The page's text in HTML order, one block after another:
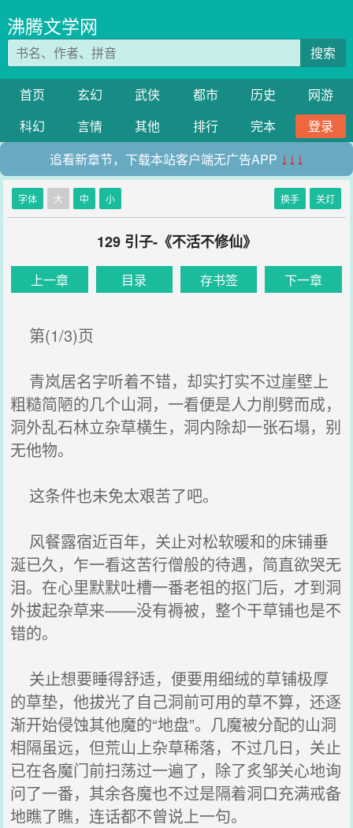
沸腾文学网
搜索
首页 玄幻 武侠 都市 历史
网游
科幻
言情 其他 排行 完本
登录
追看新章节，下载本站客户端无广告APP ↓↓↓
字体 大 中 小 换手 关灯
129 引子-《不活不修仙》
上一章 目录 存书签 下一章
第(1/3)页
青岚居名字听着不错，却实打实不过崖壁上
粗糙简陋的几个山洞，一看便是人力削劈而成，
洞外乱石林立杂草横生，洞内除却一张石塌，别
无他物。
这条件也未免太艰苦了吧。
风餐露宿近百年，关止对松软暖和的床铺垂
涎已久，乍一看这苦行僧般的待遇，简直欲哭无
泪。在心里默默吐槽一番老祖的抠门后，才到洞
外拔起杂草来——没有褥被，整个干草铺也是不
错的。
关止想要睡得舒适，便要用细绒的草铺极厚
的草垫，他拔光了自己洞前可用的草不算，还逐
渐开始侵蚀其他魔的“地盘”。几魔被分配的山洞
相隔虽远，但荒山上杂草稀落，不过几日，关止
已在各魔门前扫荡过一遍了，除了炙邹关心地询
问了一番，其余各魔也不过是隔着洞口充满戒备
地瞧了瞧，连话都不曾说上一句。